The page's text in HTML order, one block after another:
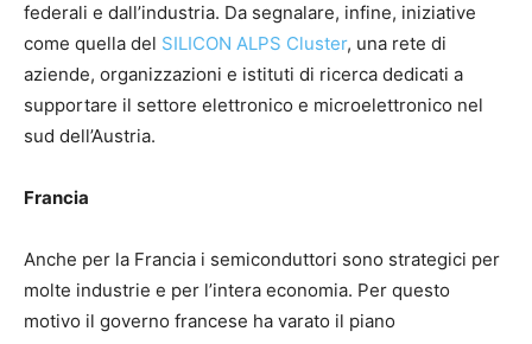
federali e dall’industria. Da segnalare, infine, iniziative
come quella del SILICON ALPS Cluster, una rete di
aziende, organizzazioni e istituti di ricerca dedicati a
supportare il settore elettronico e microelettronico nel
sud dell’Austria.
Francia
Anche per la Francia i semiconduttori sono strategici per
molte industrie e per l’intera economia. Per questo
motivo il governo francese ha varato il piano